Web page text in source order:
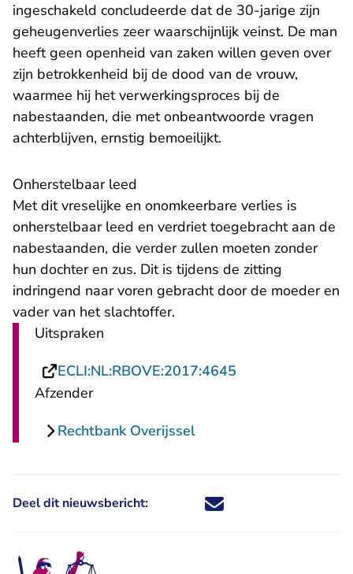
ingeschakeld concludeerde dat de 30-jarige zijn
geheugenverlies zeer waarschijnlijk veinst. De man
heeft geen openheid van zaken willen geven over
zijn betrokkenheid bij de dood van de vrouw,
waarmee hij het verwerkingsproces bij de
nabestaanden, die met onbeantwoorde vragen
achterblijven, ernstig bemoeilijkt.
Onherstelbaar leed
Met dit vreselijke en onomkeerbare verlies is
onherstelbaar leed en verdriet toegebracht aan de
nabestaanden, die verder zullen moeten zonder
hun dochter en zus. Dit is tijdens de zitting
indringend naar voren gebracht door de moeder en
vader van het slachtoffer.
Uitspraken
ECLI:NL:RBOVE:2017:4645
Afzender
Rechtbank Overijssel
Deel dit nieuwsbericht: Deel dit nieuwsbericht via X -
Deel dit nieuwsbericht via
Deel dit nieuwsbericht
Deel dit